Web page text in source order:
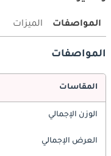
المواصفات الميزات
المواصفات
المقاسات
الوزن الإجمالي
العرض الإجمالي